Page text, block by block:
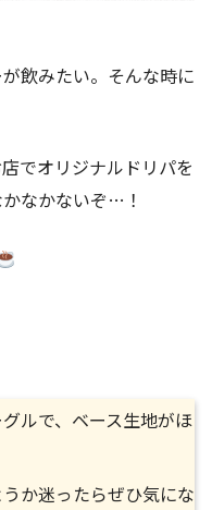
飲みたい。そんな時に
でオリジナルドリパを
なかないぞ…！
ルで、ベース生地がほ
か迷ったらぜひ気にな